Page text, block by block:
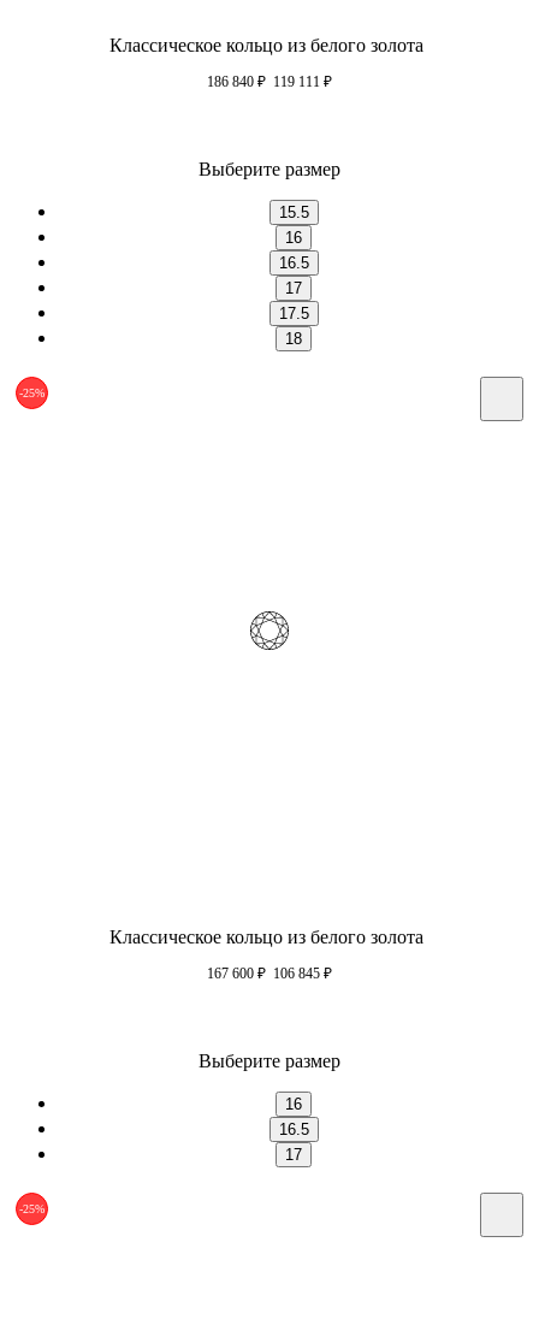
Классическое кольцо из белого золота
186 840 ₽ 119 111 ₽
Выберите размер
15.5
16
16.5
17
17.5
18
-25%
Классическое кольцо из белого золота
167 600 ₽ 106 845 ₽
Выберите размер
16
16.5
17
-25%